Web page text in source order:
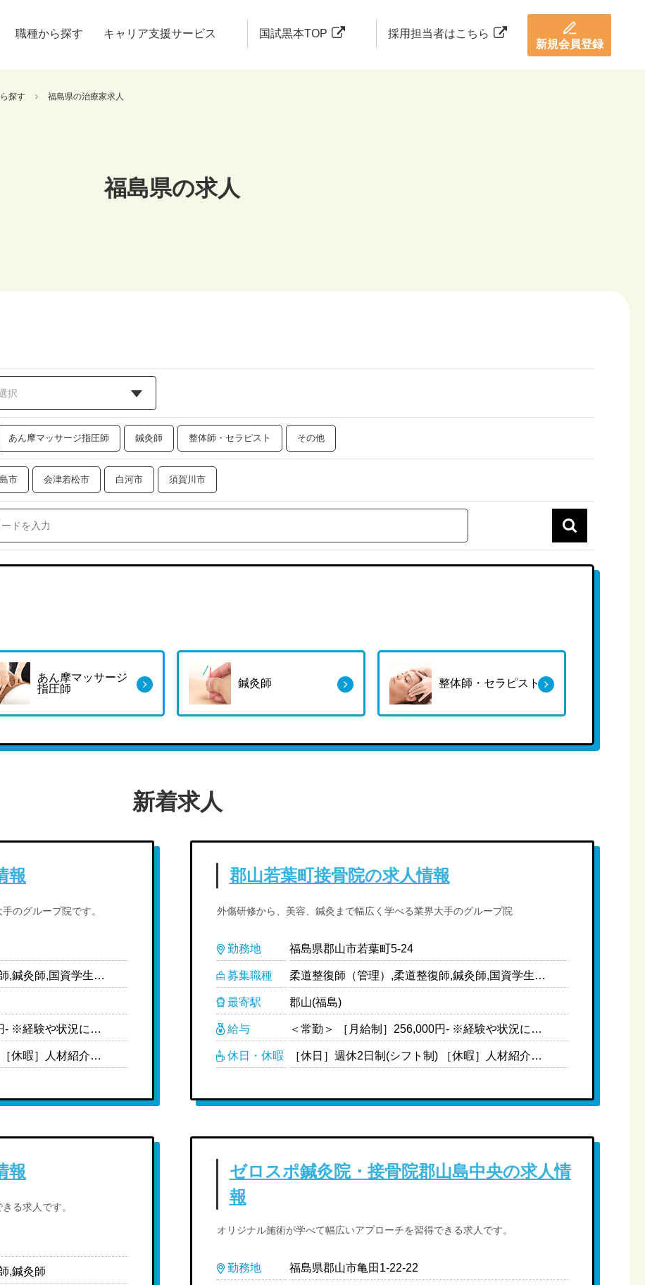
職種から探す キャリア支援サービス 国試黒本TOP
採用担当者はこちら
新規会員登録
探す 福島県の治療家求人
福島県の求人
あん摩マッサージ指圧師 鍼灸師 整体師・セラピスト その他
市 会津若松市 白河市 須賀川市
あん摩マッサージ
指圧師
鍼灸師 整体師・セラピスト
新着求人
報
のグループ院です。
柔道整復師（管理）,柔道整復師,鍼灸師,国資学生（柔道整復）,国資学生（鍼灸）
＜常勤＞ ［月給制］256,000円- ※経験や状況に応じて変動可能性あり ［給与内訳］ ・基本給:199,000円 ・地域手当:1,000円 ・固定残業代（25時間分、超過分別途支給あり）:36,000円 ・資格手当:2万円 ［対象者のみ支給］ ・管理柔道整復師手当:2万円 (柔道整復師経験3年以上＋柔道整復師施設管理者研修受講済み) ※管理柔道整復師に登録された場合に付与 ・家族手当:扶養義務のある配偶者:5,000円 第一子:3,000円 第二子:5,000円 第三子:7,000円 ※18歳まで ※複数名のお子様がいる場合、1年目は第1子分のみ、2年目は2名分、3年目は3名分・・・となる。 ・W資格手当:W資格はプラス2万円 ※鍼灸＋あん摩は対象外 ・役職手当: 副院長 :3万円 院長 :5万円 マネージャー:8万円-25万円 〈中途〉 ・現職給与保障制度あり ※現職の給与明細をご提出いただきます ※技術チェック、問診チェックによって最終決定します ＜非常勤＞ ［学生バイト］時給1,033円-
［休日］週休2日制(シフト制) ［休暇］人材紹介担当者までお問い合わせください ※有給休暇は法定通り支給 ［年間休日］110日 ［備考］ ※月単位で休みの日数が決まっており年間で110日になるよう調整している ※シフトは月半ばに提出をしてもらい、休みの中でも第1希望から第10希望くらいまで優先順位をつけてもらう ※基本的に希望休は通るが、優先順位の高い休みの曜日がスタッフで重複した場合は近隣の店舗のスタッフにヘルプに入ってもらう
郡山若葉町接骨院の求人情報
外傷研修から、美容、鍼灸まで幅広く学べる業界大手のグループ院
勤務地 福島県郡山市若葉町5-24
募集職種 柔道整復師（管理）,柔道整復師,鍼灸師,国資学生（柔道整復）,国資学生（鍼灸）
最寄駅 郡山(福島)
給与 ＜常勤＞ ［月給制］256,000円- ※経験や状況に応じて変動可能性あり ［給与内訳］ ・基本給:199,000円 ・地域手当:1,000円 ・固定残業代（25時間分、超過分別途支給あり）:36,000円 ・資格手当:2万円 ［対象者のみ支給］ ・管理柔道整復師手当:2万円 (柔道整復師経験3年以上＋柔道整復師施設管理者研修受講済み) ※管理柔道整復師に登録された場合に付与 ・家族手当:扶養義務のある配偶者:5,000円 第一子:3,000円 第二子:5,000円 第三子:7,000円 ※18歳まで ※複数名のお子様がいる場合、1年目は第1子分のみ、2年目は2名分、3年目は3名分・・・となる。 ・W資格手当:W資格はプラス2万円 ※鍼灸＋あん摩は対象外 ・役職手当: 副院長 :3万円 院長 :5万円 マネージャー:8万円-25万円 〈中途〉 ・現職給与保障制度あり ※現職の給与明細をご提出いただきます ※技術チェック、問診チェックによって最終決定します ＜非常勤＞ ［学生バイト］時給1,033円-
休日・休暇 ［休日］週休2日制(シフト制) ［休暇］人材紹介担当者までお問い合わせください ※有給休暇は法定通り支給 ［年間休日］110日 ［備考］ ※月単位で休みの日数が決まっており年間で110日になるよう調整している ※シフトは月半ばに提出をしてもらい、休みの中でも第1希望から第10希望くらいまで優先順位をつけてもらう ※基本的に希望休は通るが、優先順位の高い休みの曜日がスタッフで重複した場合は近隣の店舗のスタッフにヘルプに入ってもらう
報
る求人です。
,鍼灸師
ゼロスポ鍼灸院・接骨院郡山島中央の求人情
報
オリジナル施術が学べて幅広いアプローチを習得できる求人です。
勤務地 福島県郡山市亀田1-22-22